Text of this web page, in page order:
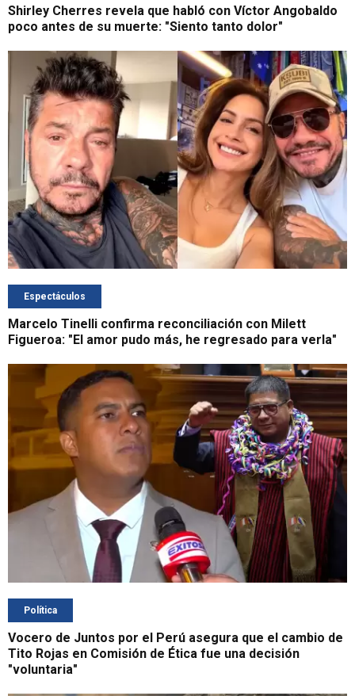
Shirley Cherres revela que habló con Víctor Angobaldo
poco antes de su muerte: "Siento tanto dolor"
Espectáculos
Marcelo Tinelli confirma reconciliación con Milett
Figueroa: "El amor pudo más, he regresado para verla"
Política
Vocero de Juntos por el Perú asegura que el cambio de
Tito Rojas en Comisión de Ética fue una decisión
"voluntaria"